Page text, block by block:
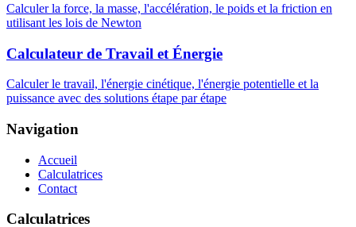
Calculer la force, la masse, l'accélération, le poids et la friction en
utilisant les lois de Newton
Calculateur de Travail et Énergie
Calculer le travail, l'énergie cinétique, l'énergie potentielle et la
puissance avec des solutions étape par étape
Navigation
Accueil
Calculatrices
Contact
Calculatrices